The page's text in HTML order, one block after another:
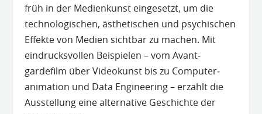
früh in der Medienkunst eingesetzt, um die
techno­logischen, ästhetischen und psychischen
Effekte von Medien sichtbar zu machen. Mit
eindrucksvollen Beispielen – vom Avant­
gardefilm über Videokunst bis zu Computer­
animation und Data Engineering – erzählt die
Ausstellung eine alternative Geschichte der